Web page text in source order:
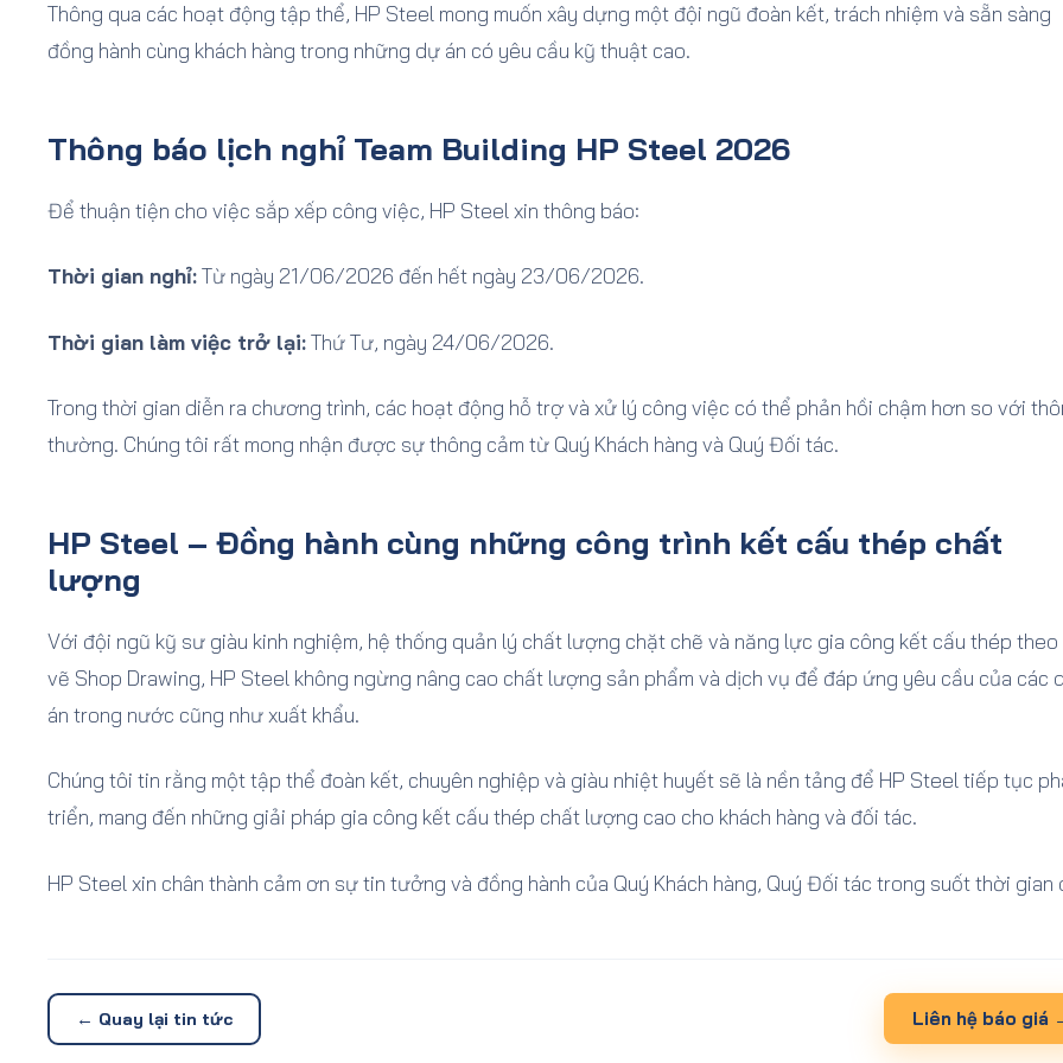
Thông qua các hoạt động tập thể, HP Steel mong muốn xây dựng một đội ngũ đoàn kết, trách nhiệm và sẵn sàng
đồng hành cùng khách hàng trong những dự án có yêu cầu kỹ thuật cao.
Thông báo lịch nghỉ Team Building HP Steel 2026
Để thuận tiện cho việc sắp xếp công việc, HP Steel xin thông báo:
Thời gian nghỉ:Từ ngày 21/06/2026 đến hết ngày 23/06/2026.
Thời gian làm việc trở lại:Thứ Tư, ngày 24/06/2026.
Trong thời gian diễn ra chương trình, các hoạt động hỗ trợ và xử lý công việc có thể phản hồi chậm hơn so với
thường. Chúng tôi rất mong nhận được sự thông cảm từ Quý Khách hàng và Quý Đối tác.
HP Steel – Đồng hành cùng những công trình kết cấu thép chất
lượng
Với đội ngũ kỹ sư giàu kinh nghiệm, hệ thống quản lý chất lượng chặt chẽ và năng lực gia công kết cấu thép theo
vẽ Shop Drawing, HP Steel không ngừng nâng cao chất lượng sản phẩm và dịch vụ để đáp ứng yêu cầu của các
án trong nước cũng như xuất khẩu.
Chúng tôi tin rằng một tập thể đoàn kết, chuyên nghiệp và giàu nhiệt huyết sẽ là nền tảng để HP Steel tiếp tục
triển, mang đến những giải pháp gia công kết cấu thép chất lượng cao cho khách hàng và đối tác.
HP Steel xin chân thành cảm ơn sự tin tưởng và đồng hành của Quý Khách hàng, Quý Đối tác trong suốt thời gian
← Quay lại tin tức Liên hệ báo giá